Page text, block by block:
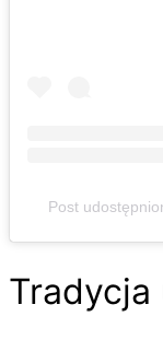
Post
Tradycja